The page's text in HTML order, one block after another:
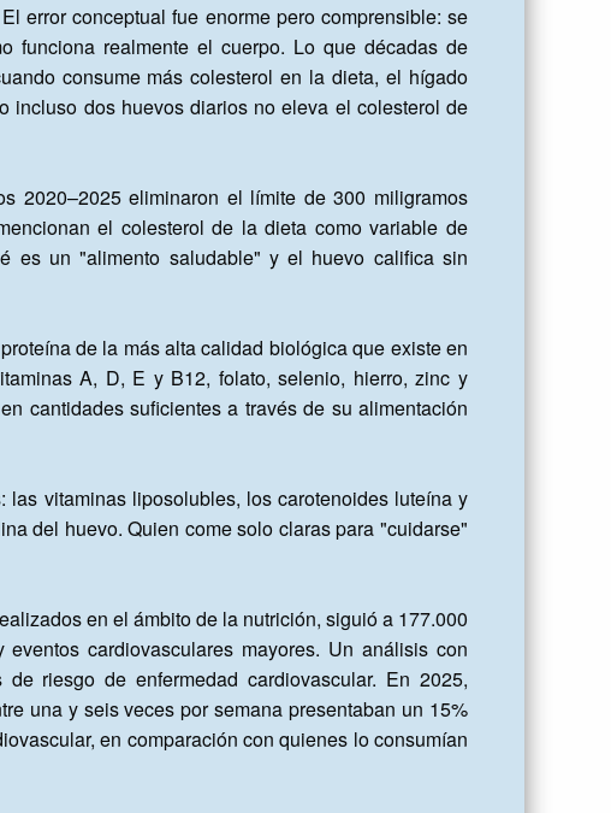
error conceptual fue enorme pero comprensible: se
realmente el cuerpo. Lo que décadas de
consume más colesterol en la dieta, el hígado
incluso dos huevos diarios no eleva el colesterol de
2020–2025 eliminaron el límite de 300 miligramos
el colesterol de la dieta como variable de
es un "alimento saludable" y el huevo califica sin
de la más alta calidad biológica que existe en
A, D, E y B12, folato, selenio, hierro, zinc y
cantidades suficientes a través de su alimentación
vitaminas liposolubles, los carotenoides luteína y
del huevo. Quien come solo claras para "cuidarse"
cardiovasculares mayores. Un análisis con
riesgo de enfermedad cardiovascular. En 2025,
una y seis veces por semana presentaban un 15%
en comparación con quienes lo consumían